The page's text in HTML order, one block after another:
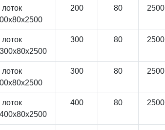
200 80 2500
300 80 2500
300 80 2500
400 80 2500